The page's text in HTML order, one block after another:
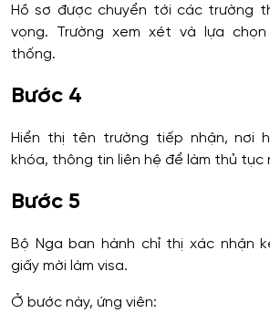
Hồ sơ được chuyển tới các trường
vọng. Trường xem xét và lựa
thống.
Bước 4
Hiển thị tên trường tiếp nhận, nơi
khóa, thông tin liên hệ để làm thủ tục
Bước 5
Bộ Nga ban hành chỉ thị xác nhận
giấy mời làm visa.
Ở bước này, ứng viên: